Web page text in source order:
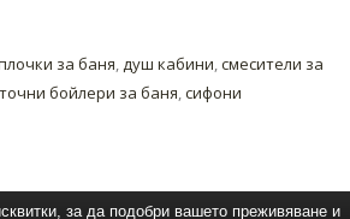
за баня,душ кабини,смесители за
бойлери за баня,сифони
за да подобри вашето преживяване и